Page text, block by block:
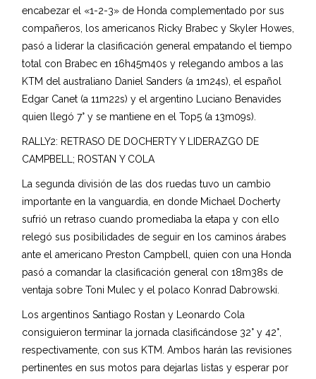
encabezar el «1-2-3» de Honda complementado por sus
compañeros, los americanos Ricky Brabec y Skyler Howes,
pasó a liderar la clasificación general empatando el tiempo
total con Brabec en 16h45m40s y relegando ambos a las
KTM del australiano Daniel Sanders (a 1m24s), el español
Edgar Canet (a 11m22s) y el argentino Luciano Benavides
quien llegó 7° y se mantiene en el Top5 (a 13m09s).
RALLY2: RETRASO DE DOCHERTY Y LIDERAZGO DE
CAMPBELL; ROSTAN Y COLA
La segunda división de las dos ruedas tuvo un cambio
importante en la vanguardia, en donde Michael Docherty
sufrió un retraso cuando promediaba la etapa y con ello
relegó sus posibilidades de seguir en los caminos árabes
ante el americano Preston Campbell, quien con una Honda
pasó a comandar la clasificación general con 18m38s de
ventaja sobre Toni Mulec y el polaco Konrad Dabrowski.
Los argentinos Santiago Rostan y Leonardo Cola
consiguieron terminar la jornada clasificándose 32° y 42°,
respectivamente, con sus KTM. Ambos harán las revisiones
pertinentes en sus motos para dejarlas listas y esperar por